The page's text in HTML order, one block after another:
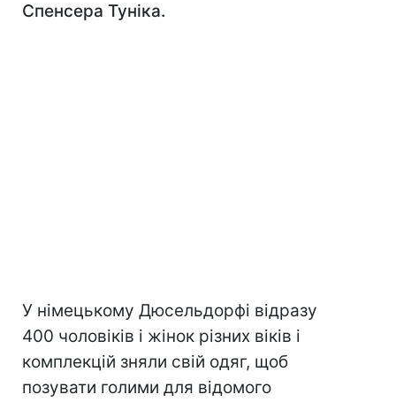
Спенсера Туніка.
У німецькому Дюсельдорфі відразу
400 чоловіків і жінок різних віків і
комплекцій зняли свій одяг, щоб
позувати голими для відомого